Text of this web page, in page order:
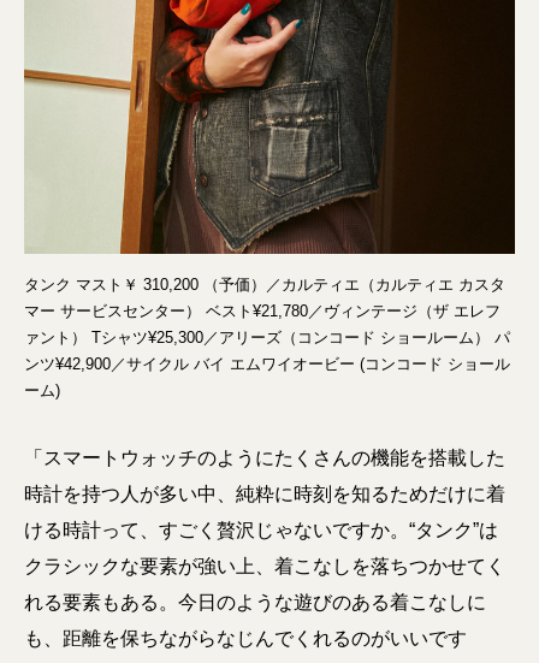
タンク マスト￥ 310,200 （予価）／カルティエ（カルティエ カスタ
マー サービスセンター） ベスト¥21,780／ヴィンテージ（ザ エレフ
ァント） Tシャツ¥25,300／アリーズ（コンコード ショールーム） パ
ンツ¥42,900／サイクル バイ エムワイオービー (コンコード ショール
ーム)
「スマートウォッチのようにたくさんの機能を搭載した
時計を持つ人が多い中、純粋に時刻を知るためだけに着
ける時計って、すごく贅沢じゃないですか。“タンク”は
クラシックな要素が強い上、着こなしを落ちつかせてく
れる要素もある。今日のような遊びのある着こなしに
も、距離を保ちながらなじんでくれるのがいいです